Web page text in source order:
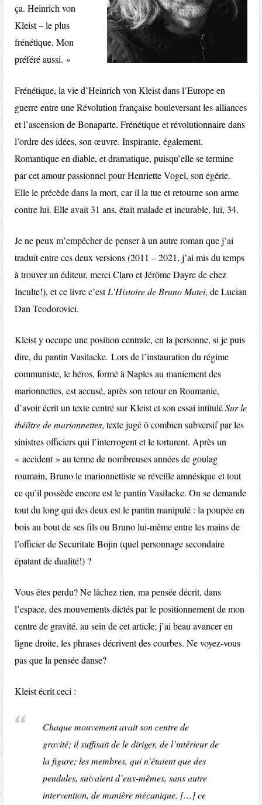
ça. Heinrich von
Kleist – le plus
frénétique. Mon
préféré aussi. »
Frénétique, la vie d’Heinrich von Kleist dans l’Europe en
guerre entre une Révolution française bouleversant les alliances
et l’ascension de Bonaparte. Frénétique et révolutionnaire dans
l’ordre des idées, son œuvre. Inspirante, également.
Romantique en diable, et dramatique, puisqu’elle se termine
par cet amour passionnel pour Henriette Vogel, son égérie.
Elle le précède dans la mort, car il la tue et retourne son arme
contre lui. Elle avait 31 ans, était malade et incurable, lui, 34.
Je ne peux m’empêcher de penser à un autre roman que j’ai
traduit entre ces deux versions (2011 – 2021, j’ai mis du temps
à trouver un éditeur, merci Claro et Jérôme Dayre de chez
Inculte!), et ce livre c’estL’Histoire de Bruno Matei, de Lucian
Dan Teodorovici.
Kleist y occupe une position centrale, en la personne, si je puis
dire, du pantin Vasilacke. Lors de l’instauration du régime
communiste, le héros, formé à Naples au maniement des
marionnettes, est accusé, après son retour en Roumanie,
d’avoir écrit un texte centré sur Kleist et son essai intituléSur le
théâtre de marionnettes, texte jugé ô combien subversif par les
sinistres officiers qui l’interrogent et le torturent. Après un
« accident » au terme de nombreuses années de goulag
roumain, Bruno le marionnettiste se réveille amnésique et tout
ce qu’il possède encore est le pantin Vasilacke. On se demande
tout du long qui des deux est le pantin manipulé : la poupée en
bois au bout de ses fils ou Bruno lui-même entre les mains de
l’officier de Securitate Bojin (quel personnage secondaire
épatant de dualité!) ?
Vous êtes perdu? Ne lâchez rien, ma pensée décrit, dans
l’espace, des mouvements dictés par le positionnement de mon
centre de gravité, au sein de cet article; j’ai beau avancer en
ligne droite, les phrases décrivent des courbes. Ne voyez-vous
pas que la pensée danse?
Kleist écrit ceci :
Chaque mouvement avait son centre de
gravité; il suffisait de le diriger, de l’intérieur de
la figure; les membres, qui n’étaient que des
pendules, suivaient d’eux-mêmes, sans autre
intervention, de manière mécanique. […] ce